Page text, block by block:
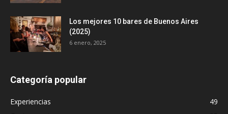
Los mejores 10 bares de Buenos Aires
(2025)
6 enero, 2025
Categoría popular
Experiencias
49